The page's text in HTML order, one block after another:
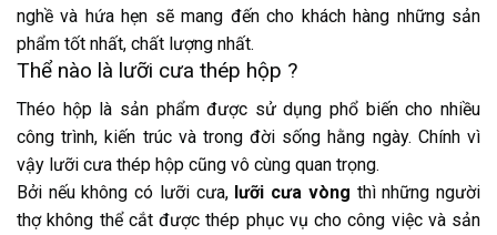
nghề và hứa hẹn sẽ mang đến cho khách hàng những sản
phẩm tốt nhất, chất lượng nhất.
Thể nào là lưỡi cưa thép hộp ?
Théo hộp là sản phẩm được sử dụng phổ biến cho nhiều
công trình, kiến trúc và trong đời sống hằng ngày. Chính vì
vậy lưỡi cưa thép hộp cũng vô cùng quan trọng.
Bởi nếu không có lưỡi cưa, lưỡi cưa vòng thì những người
thợ không thể cắt được thép phục vụ cho công việc và sản